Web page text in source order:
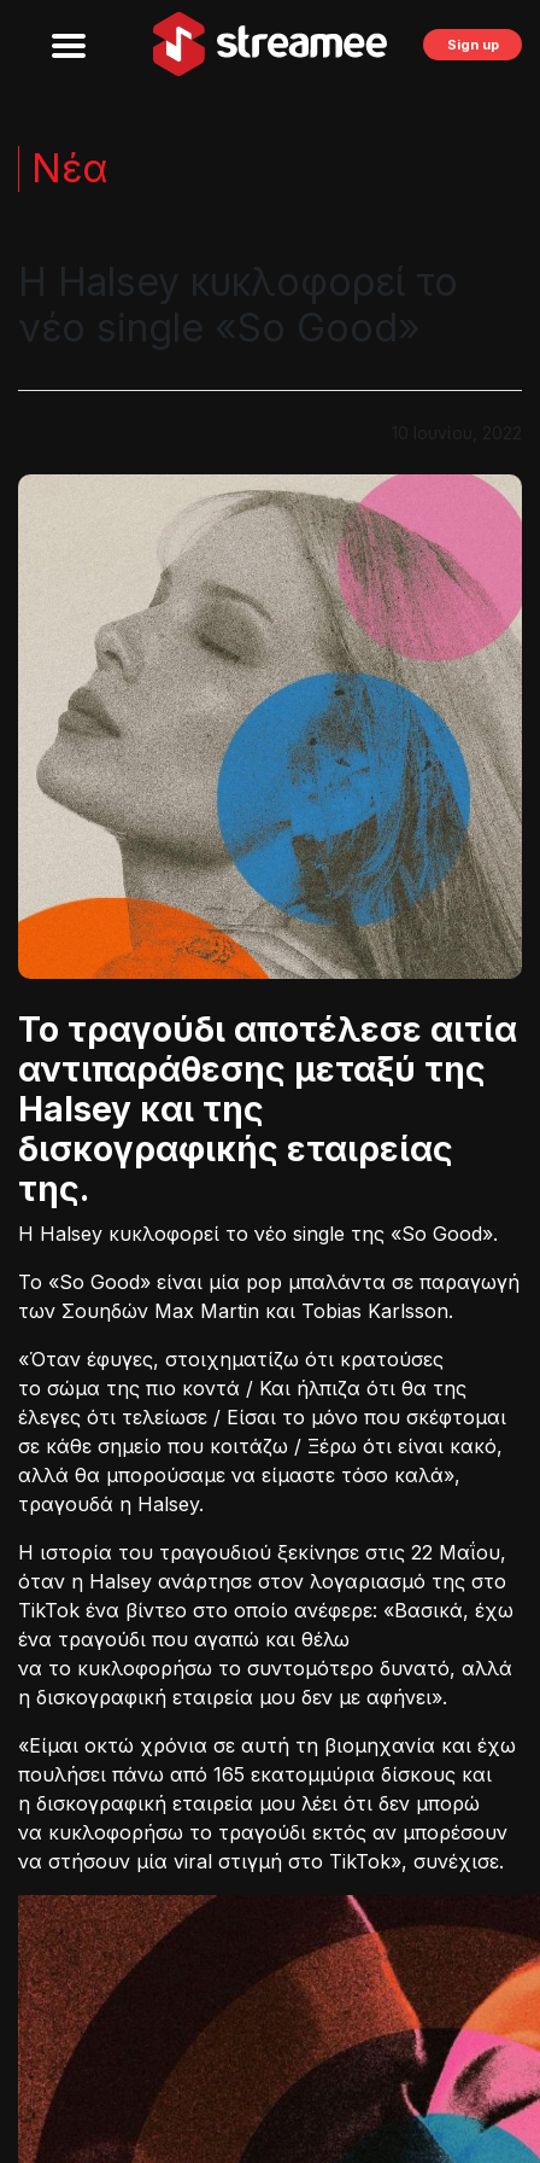
Sign up
Νέα
Η Halsey κυκλοφορεί το
νέο single «So Good»
10 Ιουνίου, 2022
To τραγούδι αποτέλεσε αιτία
αντιπαράθεσης μεταξύ της
Halsey και της
δισκογραφικής εταιρείας
της.
Η Halsey κυκλοφορεί το νέο single της «So Good».
Το «So Good» είναι μία pop μπαλάντα σε παραγωγή
των Σουηδών Max Martin και Tobias Karlsson.
«Όταν έφυγες, στοιχηματίζω ότι κρατούσες
το σώμα της πιο κοντά / Και ήλπιζα ότι θα της
έλεγες ότι τελείωσε / Είσαι το μόνο που σκέφτομαι
σε κάθε σημείο που κοιτάζω / Ξέρω ότι είναι κακό,
αλλά θα μπορούσαμε να είμαστε τόσο καλά»,
τραγουδά η Halsey.
Η ιστορία του τραγουδιού ξεκίνησε στις 22 Μαΐου,
όταν η Halsey ανάρτησε στον λογαριασμό της στο
TikTok ένα βίντεο στο οποίο ανέφερε: «Βασικά, έχω
ένα τραγούδι που αγαπώ και θέλω
να το κυκλοφορήσω το συντομότερο δυνατό, αλλά
η δισκογραφική εταιρεία μου δεν με αφήνει».
«Είμαι οκτώ χρόνια σε αυτή τη βιομηχανία και έχω
πουλήσει πάνω από 165 εκατομμύρια δίσκους και
η δισκογραφική εταιρεία μου λέει ότι δεν μπορώ
να κυκλοφορήσω το τραγούδι εκτός αν μπορέσουν
να στήσουν μία viral στιγμή στο TikTok», συνέχισε.